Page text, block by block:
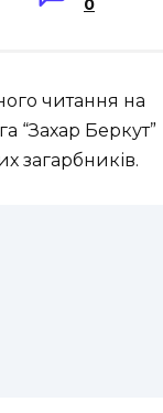
0
читання на
“Захар Беркут”
загарбників.